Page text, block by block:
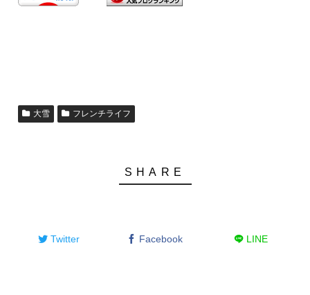
大雪 フレンチライフ
Twitter Facebook LINE